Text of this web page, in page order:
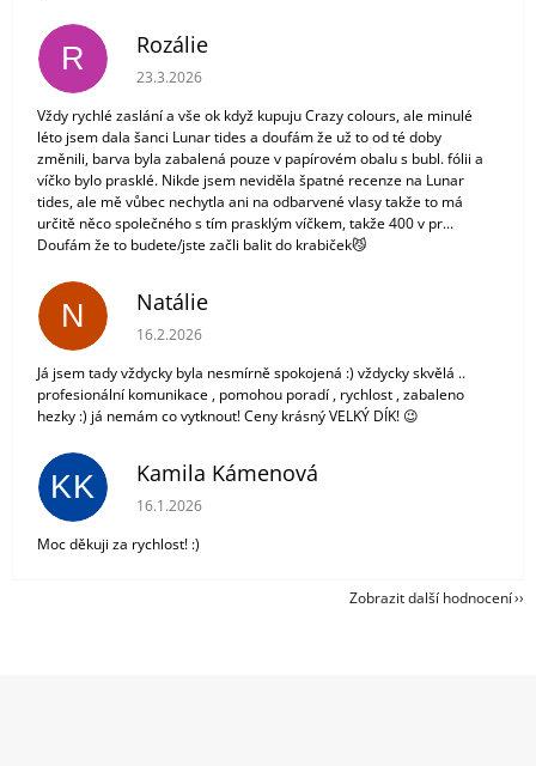
R Rozálie
Hodnocení obchodu je 3 z 5 hvězdiček.
23.3.2026
Vždy rychlé zaslání a vše ok když kupuju Crazy colours, ale minulé
léto jsem dala šanci Lunar tides a doufám že už to od té doby
změnili, barva byla zabalená pouze v papírovém obalu s bubl. fólii a
víčko bylo prasklé. Nikde jsem neviděla špatné recenze na Lunar
tides, ale mě vůbec nechytla ani na odbarvené vlasy takže to má
určitě něco společného s tím prasklým víčkem, takže 400 v pr...
Doufám že to budete/jste začli balit do krabiček😼
N Natálie
Hodnocení obchodu je 5 z 5 hvězdiček.
16.2.2026
Já jsem tady vždycky byla nesmírně spokojená :) vždycky skvělá ..
profesionální komunikace , pomohou poradí , rychlost , zabaleno
hezky :) já nemám co vytknout! Ceny krásný VELKÝ DÍK! 😉
KK Kamila Kámenová
Hodnocení obchodu je 5 z 5 hvězdiček.
16.1.2026
Moc děkuji za rychlost! :)
Zobrazit další hodnocení